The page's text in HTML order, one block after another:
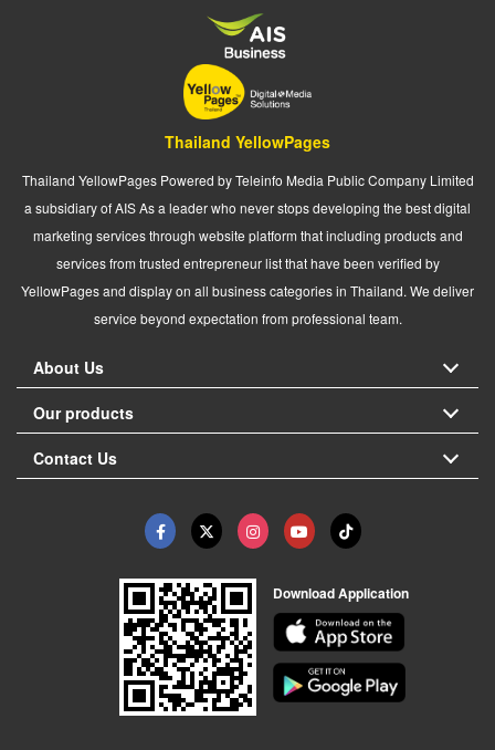
Thailand YellowPages
Thailand YellowPages Powered by Teleinfo Media Public Company Limited
a subsidiary of AIS As a leader who never stops developing the best digital
marketing services through website platform that including products and
services from trusted entrepreneur list that have been verified by
YellowPages and display on all business categories in Thailand. We deliver
service beyond expectation from professional team.
About Us
Our products
Contact Us
Download Application